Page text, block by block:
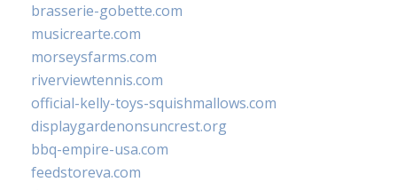
brasserie-gobette.com
musicrearte.com
morseysfarms.com
riverviewtennis.com
official-kelly-toys-squishmallows.com
displaygardenonsuncrest.org
bbq-empire-usa.com
feedstoreva.com